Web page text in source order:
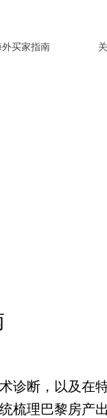
外买家指南
诊断，以及在
梳理巴黎房产